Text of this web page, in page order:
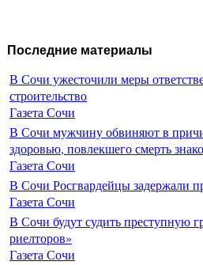
Последние материалы
В Сочи ужесточили меры
строительство
Газета Сочи
В Сочи мужчину обвиняют в
здоровью, повлекшего смерть
Газета Сочи
В Сочи Росгвардейцы задержали
Газета Сочи
В Сочи будут судить преступную
риелторов»
Газета Сочи